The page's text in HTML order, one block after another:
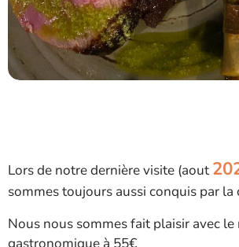
Lors de notre dernière visite (aout
sommes toujours aussi conquis par la
Nous nous sommes fait plaisir avec le